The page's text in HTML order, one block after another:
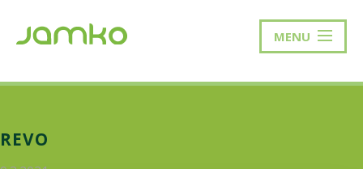
MENU
REVO